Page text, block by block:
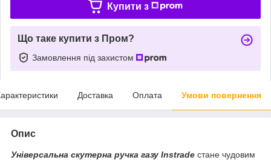
Купити з
Що таке купити з Пром?
Замовлення під захистом
Доставка Оплата Умови повернення
Опис
Універсальна скутерна ручка газу Instrade стане чудовим